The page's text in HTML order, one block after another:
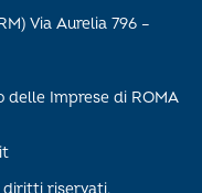
Via Aurelia 796 –
delle Imprese di ROMA
diritti riservati.